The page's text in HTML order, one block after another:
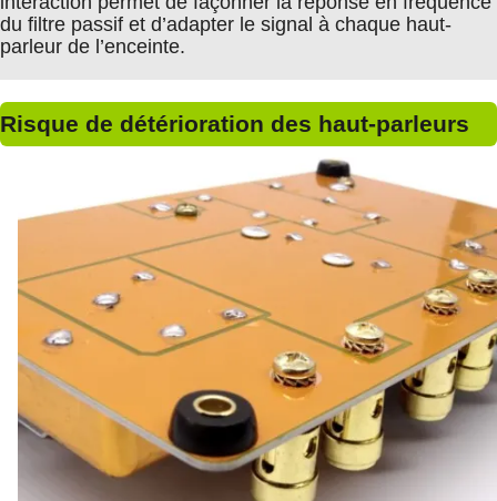
du filtre passif et d’adapter le signal à chaque haut-
parleur de l’enceinte.
Risque de détérioration des haut-parleurs